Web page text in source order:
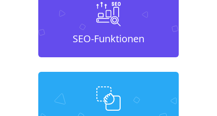
SEO-Funktionen